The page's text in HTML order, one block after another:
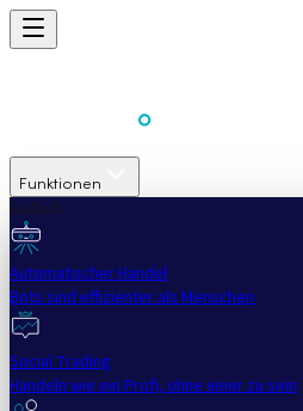
Funktionen
Einfach
Automatischer Handel
Bots sind effizienter als Menschen
Social Trading
Handeln wie ein Profi, ohne einer zu sein